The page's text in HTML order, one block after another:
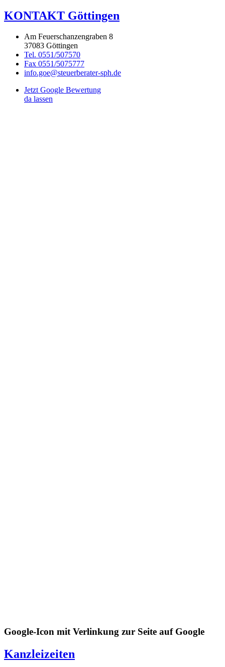
KONTAKT Göttingen
Am Feuerschanzengraben 8
37083 Göttingen
Tel. 0551/507570
Fax 0551/5075777
info.goe@steuerberater-sph.de
Jetzt Google Bewertung
da lassen
Google-Icon mit Verlinkung zur Seite auf Google
Kanzleizeiten